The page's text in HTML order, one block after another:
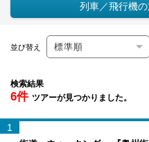
列車／飛行機
並び替え
検索結果
6件 ツアーが見つかりました。
1